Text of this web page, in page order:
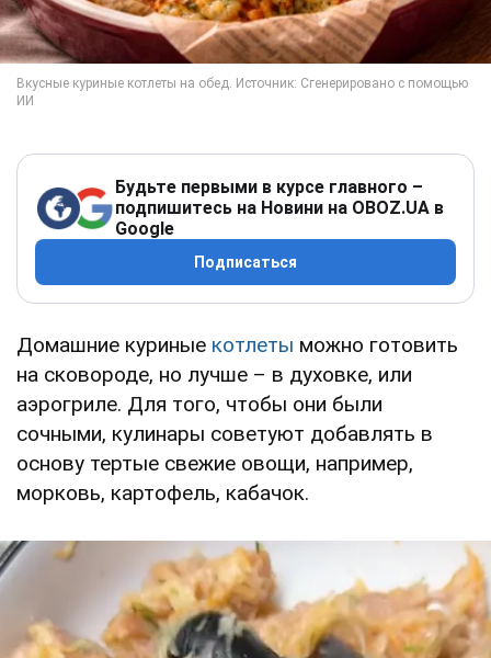
Будьте первыми в курсе главного –
подпишитесь на Новини на OBOZ.UA в
Google
Подписаться
Домашние куриные котлеты можно готовить
на сковороде, но лучше – в духовке, или
аэрогриле. Для того, чтобы они были
сочными, кулинары советуют добавлять в
основу тертые свежие овощи, например,
морковь, картофель, кабачок.